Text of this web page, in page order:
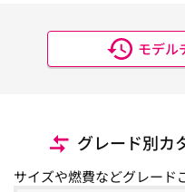
モデル
グレード別カ
サイズや燃費などグレード